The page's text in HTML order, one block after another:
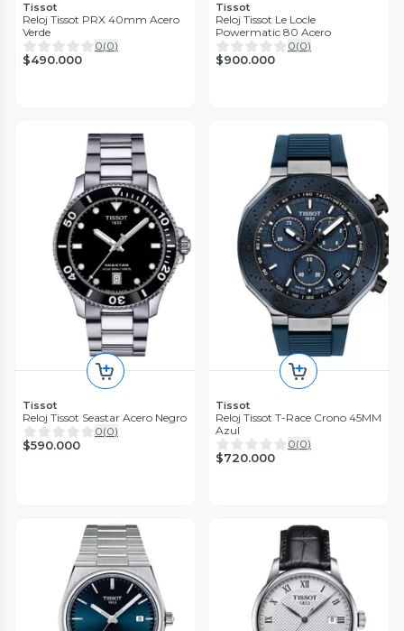
Tissot
Reloj Tissot PRX 40mm Acero
Verde
0(0)
$490.000
Tissot
Reloj Tissot Le Locle
Powermatic 80 Acero
0(0)
$900.000
Tissot
Reloj Tissot Seastar Acero Negro
0(0)
$590.000
Tissot
Reloj Tissot T-Race Crono 45MM
Azul
0(0)
$720.000